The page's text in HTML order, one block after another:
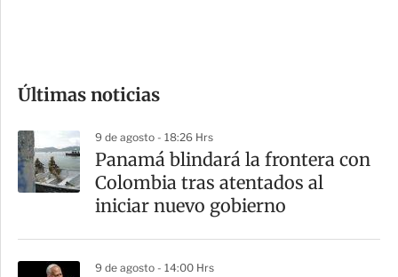
m
a
r
t
Últimas noticias
9 de agosto - 18:26 Hrs
Panamá blindará la frontera con
Colombia tras atentados al
iniciar nuevo gobierno
9 de agosto - 14:00 Hrs